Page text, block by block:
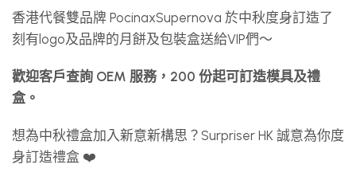
香港代餐雙品牌 PocinaxSupernova 於中秋度身訂造了
刻有logo及品牌的月餅及包裝盒送給VIP們～
歡迎客戶查詢 OEM 服務，200 份起可訂造模具及禮
盒。
想為中秋禮盒加入新意新構思？Surpriser HK 誠意為你度
身訂造禮盒 ❤️